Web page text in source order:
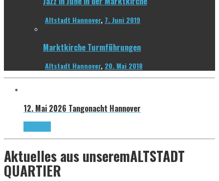
Altstadt Hannover, 7. Juni 2019
Marktkirche Turmführungen
Altstadt Hannover, 20. Mai 2018
12. Mai 2026 Tangonacht Hannover
Aktuelles aus unseremALTSTADT
QUARTIER